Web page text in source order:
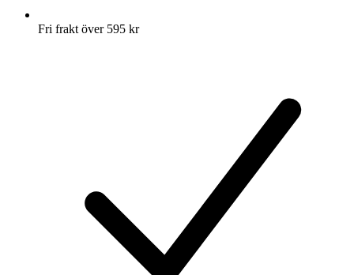
Fri frakt över 595 kr